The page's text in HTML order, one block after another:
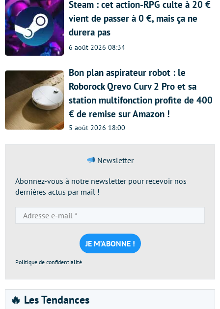
Steam : cet action-RPG culte à 20 €
vient de passer à 0 €, mais ça ne
durera pas
6 août 2026 08:34
Bon plan aspirateur robot : le
Roborock Qrevo Curv 2 Pro et sa
station multifonction profite de 400
€ de remise sur Amazon !
5 août 2026 18:00
Newsletter
Abonnez-vous à notre newsletter pour recevoir nos
dernières actus par mail !
e-
mail
*
Politique de confidentialité
🔥 Les Tendances